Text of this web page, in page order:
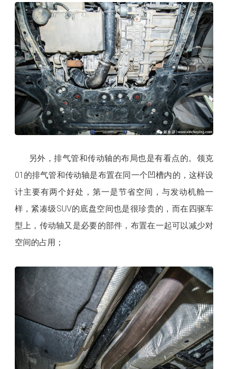
另外，排气管和传动轴的布局也是有看点的。领克
01的排气管和传动轴是布置在同一个凹槽内的，这样设
计主要有两个好处，第一是节省空间，与发动机舱一
样，紧凑级SUV的底盘空间也是很珍贵的，而在四驱车
型上，传动轴又是必要的部件，布置在一起可以减少对
空间的占用；